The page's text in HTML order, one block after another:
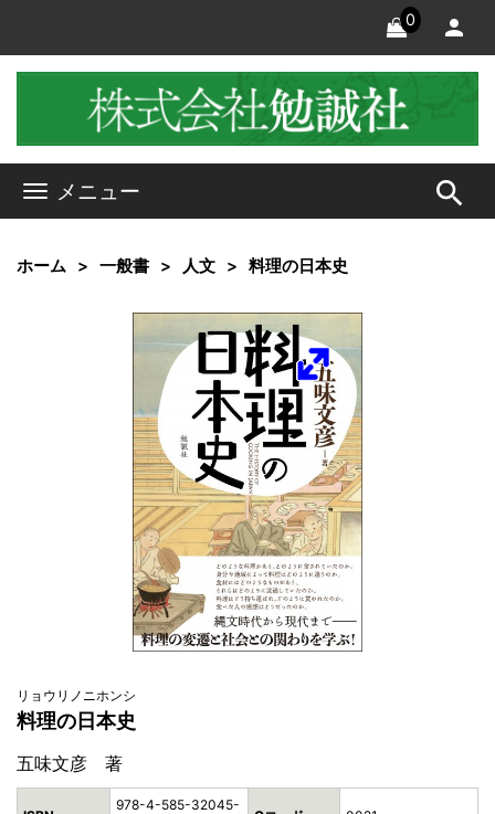
0
メニュー search
ホーム 一般書 人文 料理の日本史
リョウリノニホンシ
料理の日本史
五味文彦 著
978-4-585-32045-